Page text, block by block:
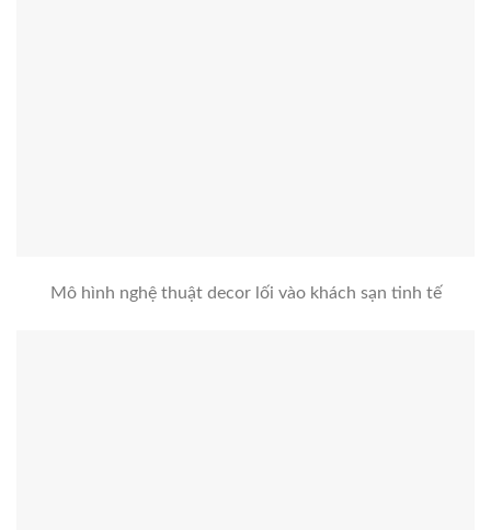
Mô hình nghệ thuật decor lối vào khách sạn tinh tế